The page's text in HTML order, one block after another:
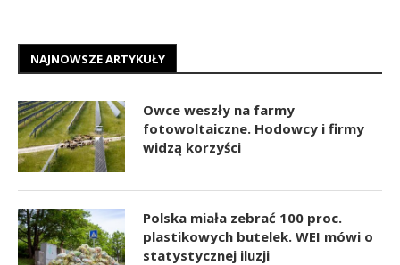
NAJNOWSZE ARTYKUŁY
Owce weszły na farmy
fotowoltaiczne. Hodowcy i firmy
widzą korzyści
Polska miała zebrać 100 proc.
plastikowych butelek. WEI mówi o
statystycznej iluzji